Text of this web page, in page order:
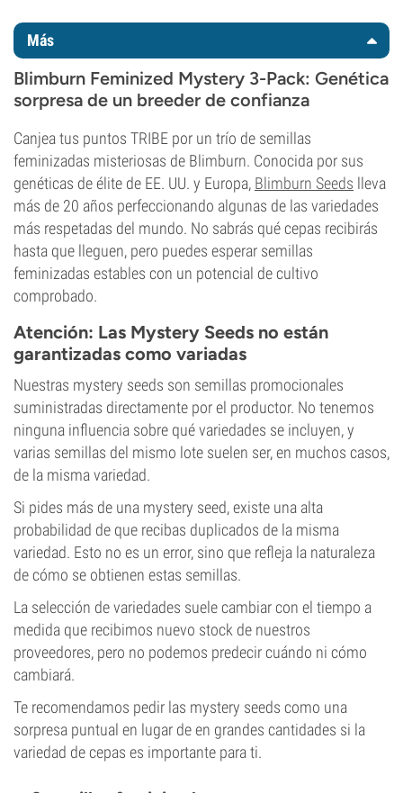
Más
Blimburn Feminized Mystery 3-Pack: Genética
sorpresa de un breeder de confianza
Canjea tus puntos TRIBE por un trío de semillas
feminizadas misteriosas de Blimburn. Conocida por sus
genéticas de élite de EE. UU. y Europa, Blimburn Seeds lleva
más de 20 años perfeccionando algunas de las variedades
más respetadas del mundo. No sabrás qué cepas recibirás
hasta que lleguen, pero puedes esperar semillas
feminizadas estables con un potencial de cultivo
comprobado.
Atención: Las Mystery Seeds no están
garantizadas como variadas
Nuestras mystery seeds son semillas promocionales
suministradas directamente por el productor. No tenemos
ninguna influencia sobre qué variedades se incluyen, y
varias semillas del mismo lote suelen ser, en muchos casos,
de la misma variedad.
Si pides más de una mystery seed, existe una alta
probabilidad de que recibas duplicados de la misma
variedad. Esto no es un error, sino que refleja la naturaleza
de cómo se obtienen estas semillas.
La selección de variedades suele cambiar con el tiempo a
medida que recibimos nuevo stock de nuestros
proveedores, pero no podemos predecir cuándo ni cómo
cambiará.
Te recomendamos pedir las mystery seeds como una
sorpresa puntual en lugar de en grandes cantidades si la
variedad de cepas es importante para ti.